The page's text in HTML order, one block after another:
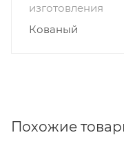
изготовления
Кованый
Похожие